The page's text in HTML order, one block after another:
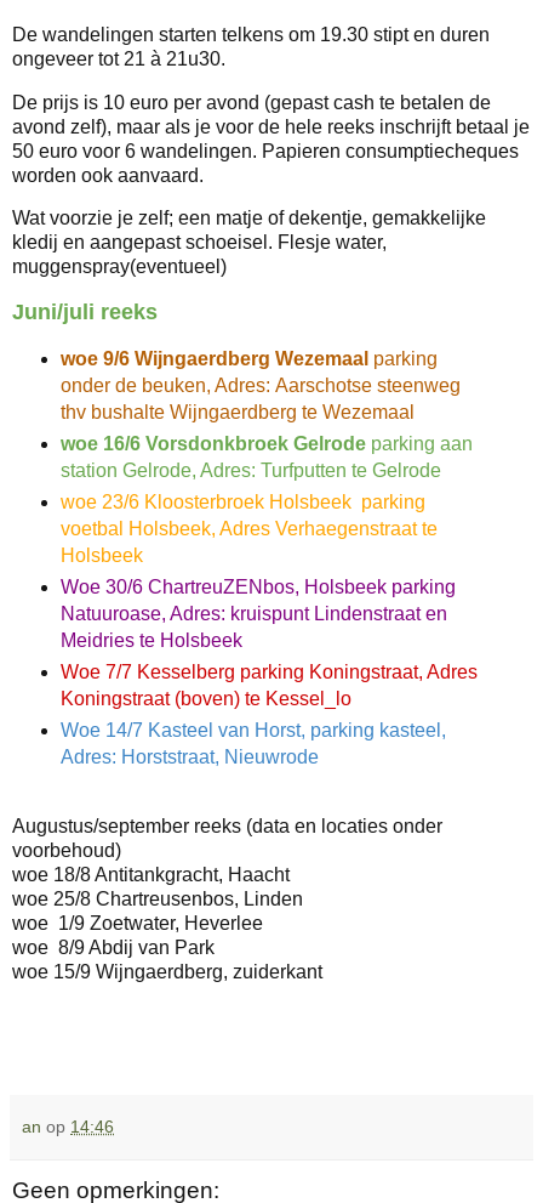
De wandelingen starten telkens om 19.30 stipt en duren
ongeveer tot 21 à 21u30.
De prijs is 10 euro per avond (gepast cash te betalen de
avond zelf), maar als je voor de hele reeks inschrijft betaal je
50 euro voor 6 wandelingen. Papieren consumptiecheques
worden ook aanvaard.
Wat voorzie je zelf; een matje of dekentje, gemakkelijke
kledij en aangepast schoeisel. Flesje water,
muggenspray(eventueel)
Juni/juli reeks
woe 9/6 Wijngaerdberg Wezemaal parking
onder de beuken, Adres: Aarschotse steenweg
thv bushalte Wijngaerdberg te Wezemaal
woe 16/6 Vorsdonkbroek Gelrode parking aan
station Gelrode, Adres: Turfputten te Gelrode
woe 23/6 Kloosterbroek Holsbeek parking
voetbal Holsbeek, Adres Verhaegenstraat te
Holsbeek
Woe 30/6 ChartreuZENbos, Holsbeek parking
Natuuroase, Adres: kruispunt Lindenstraat en
Meidries te Holsbeek
Woe 7/7 Kesselberg parking Koningstraat, Adres
Koningstraat (boven) te Kessel_lo
Woe 14/7 Kasteel van Horst, parking kasteel,
Adres: Horststraat, Nieuwrode
Augustus/september reeks (data en locaties onder
voorbehoud)
woe 18/8 Antitankgracht, Haacht
woe 25/8 Chartreusenbos, Linden
woe 1/9 Zoetwater, Heverlee
woe 8/9 Abdij van Park
woe 15/9 Wijngaerdberg, zuiderkant
an op 14:46
Geen opmerkingen: